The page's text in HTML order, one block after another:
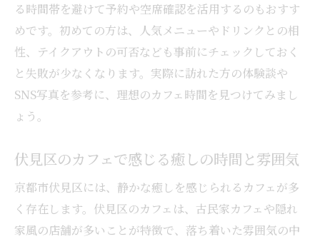
カフェ軽食と古民家の雰囲気が生む癒し体
験
古民家カフェで味わうこだわりの軽食を紹
介
駐車場完備のカフェを選ぶコツとは
駐車場ありカフェで快適に過ごすための工
夫
カフェ選びで重視したい駐車場のポイント
る時間帯を避けて予約や空席確認を活用するのもおすす
めです。初めての方は、人気メニューやドリンクとの相
性、テイクアウトの可否なども事前にチェックしておく
と失敗が少なくなります。実際に訪れた方の体験談や
SNS写真を参考に、理想のカフェ時間を見つけてみまし
ょう。
伏見区のカフェで感じる癒しの時間と雰囲気
京都市伏見区には、静かな癒しを感じられるカフェが多
く存在します。伏見区のカフェは、古民家カフェや隠れ
家風の店舗が多いことが特徴で、落ち着いた雰囲気の中